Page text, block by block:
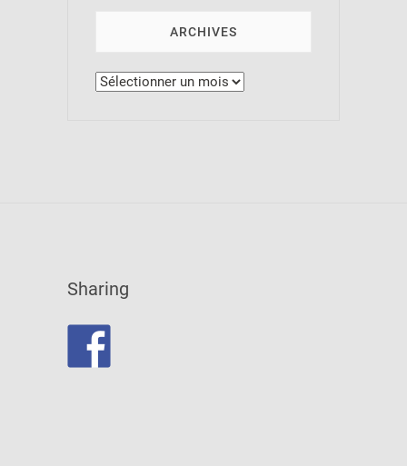
ARCHIVES
Archives
Sharing